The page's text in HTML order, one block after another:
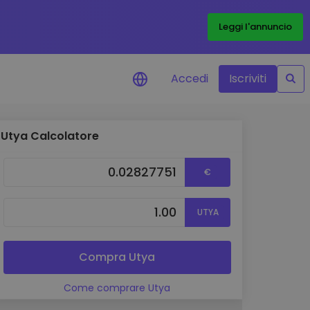
Leggi l'annuncio
dei dati del
utili per performance
Accedi Iscriviti
Utya Calcolatore
€
UTYA
Compra Utya
Come comprare Utya